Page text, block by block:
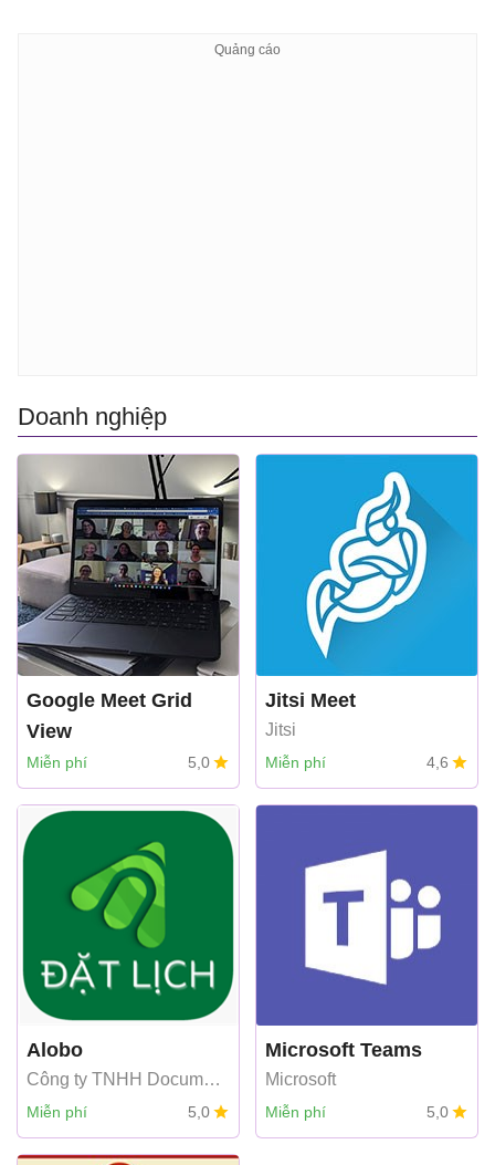
Doanh nghiệp
Google Meet Grid
View
Google
Miễn phí 5,0
Jitsi Meet
Jitsi
Miễn phí 4,6
Alobo
Công ty TNHH Document
Easy
Miễn phí 5,0
Microsoft Teams
Microsoft
Miễn phí 5,0